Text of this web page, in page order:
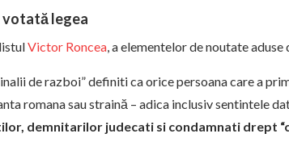
votată legea
Victor Roncea, a elementelor de noutate aduse
de razboi” definiti ca orice persoana care a
romana sau straină – adica inclusiv sentintele
demnitarilor judecati si condamnati drept